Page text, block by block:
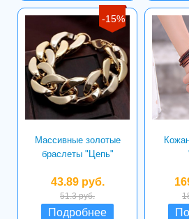
-15%
Массивные золотые
браслеты "Цепь"
43.89 руб.
51.3 руб.
Подробнее